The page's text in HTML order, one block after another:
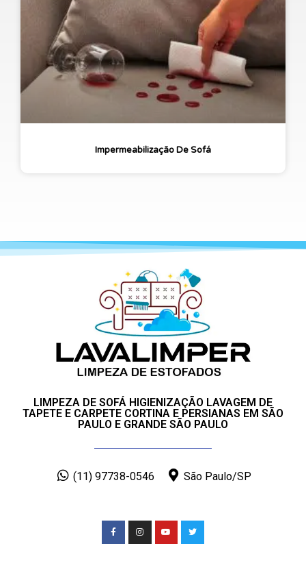
Impermeabilização De Sofá
LIMPEZA DE SOFÁ HIGIENIZAÇÃO LAVAGEM DE
TAPETE E CARPETE CORTINA E PERSIANAS EM SÃO
PAULO E GRANDE SÃO PAULO
(11) 97738-0546 São Paulo/SP